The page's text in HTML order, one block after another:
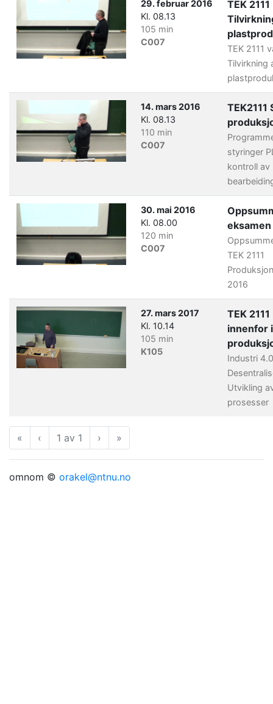
29. februar 2016
Kl. 08.13
105 min
C007
TEK
TEK 2111
Tilvirkning
14. mars 2016
Kl. 08.13
110 min
C007
TEK2111
styringer
kontroll av
30. mai 2016
Kl. 08.00
120 min
C007
eksamen
TEK 2111
2016
27. mars 2017
Kl. 10.14
105 min
K105
TEK
innenfor
Industri
Utvikling
prosesser
« Første
‹ Forrige
1 av 1 › Neste
»
omnom © orakel@ntnu.no